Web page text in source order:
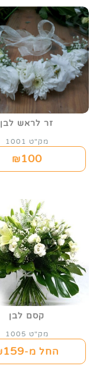
זר לראש לבן
מק"ט 1001
₪100
קסם לבן
מק"ט 1005
החל מ-₪159